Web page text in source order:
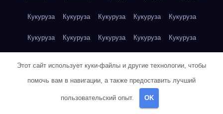
Кукуруза Кукуруза Кукуруза Кукуруза Кукуруза
Кукуруза Кукуруза Кукуруза Кукуруза Кукуруза
Куриная грудка Куриная грудка Куриная грудка
Куриная грудка Куриная грудка Куриная грудка
Этот сайт использует куки-файлы и другие технологии, чтобы
помочь вам в навигации, а также предоставить лучший
пользовательский опыт. OK